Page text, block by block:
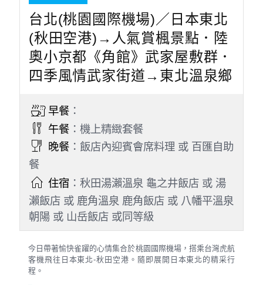
台北(桃園國際機場)／日本東北
(秋田空港)→人氣賞楓景點．陸
奧小京都《角館》武家屋敷群．
四季風情武家街道→東北溫泉鄉
早餐：
午餐：機上精緻套餐
晚餐：飯店內迎賓會席料理 或 百匯自助
餐
住宿：秋田湯瀨溫泉 龜之井飯店 或 湯
瀨飯店 或 鹿角溫泉 鹿角飯店 或 八幡平溫泉
朝陽 或 山岳飯店 或同等級
今日帶著愉快雀躍的心情集合於桃園國際機場，搭乘台灣虎航
客機飛往日本東北-秋田空港。隨即展開日本東北的精采行
程。